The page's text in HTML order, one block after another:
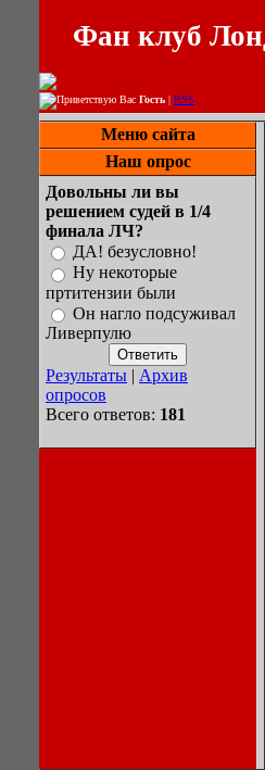
Фан клуб
Приветствую Вас Гость | RSS
Меню сайта
Наш опрос
Довольны ли вы
решением судей в 1/4
финала ЛЧ?
ДА! безусловно!
Ну некоторые
пртитензии были
Он нагло подсуживал
Ливерпулю
Результаты | Архив
опросов
Всего ответов: 181